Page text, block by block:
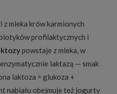
z mleka krów karmionych
profilaktycznych i
powstaje z mleka, w
laktazą — smak
laktoza = glukoza +
nabiału obejmuje też jogurty